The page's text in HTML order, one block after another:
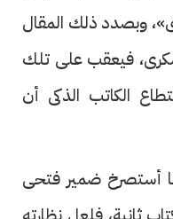
وبصدد ذلك المقال
فيعقب على تلك
الكاتب الذكى أن
أستصرخ ضمير فتحى